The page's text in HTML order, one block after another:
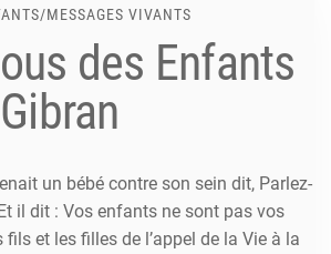
/MESSAGES VIVANTS
des Enfants
un bébé contre son sein dit, Parlez-
il dit : Vos enfants ne sont pas vos
et les filles de l’appel de la Vie à la